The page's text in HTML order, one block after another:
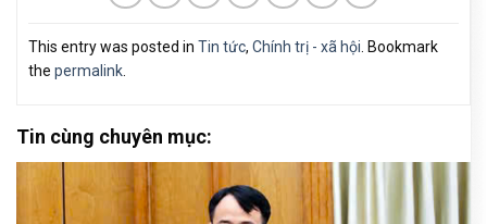
This entry was posted in Tin tức, Chính trị - xã hội . Bookmark
the permalink
Tin cùng chuyên mục: